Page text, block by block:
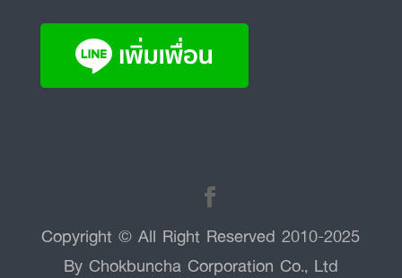
Copyright © All Right Reserved 2010-2025
By Chokbuncha Corporation Co., Ltd